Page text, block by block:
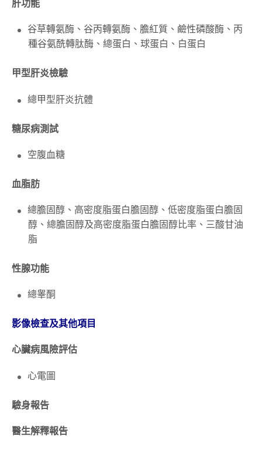
肝功能
谷草轉氨酶、谷丙轉氨酶、膽紅質、鹼性磷酸酶、丙
種谷氨酰轉肽酶、總蛋白、球蛋白、白蛋白
甲型肝炎檢驗
總甲型肝炎抗體
糖尿病測試
空腹血糖
血脂肪
總膽固醇、高密度脂蛋白膽固醇、低密度脂蛋白膽固
醇、總膽固醇及高密度脂蛋白膽固醇比率、三酸甘油
脂
性腺功能
總睾酮
影像檢查及其他項目
心臟病風險評估
心電圖
驗身報告
醫生解釋報告